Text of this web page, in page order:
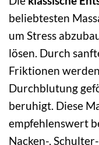
beliebtesten
um Stress
lösen. Durch
Friktionen
Durchblutung
beruhigt. Diese
empfehlenswert
Nacken-,